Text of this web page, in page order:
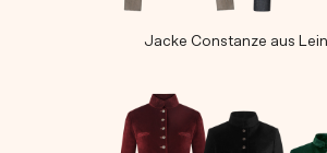
Jacke Constanze aus